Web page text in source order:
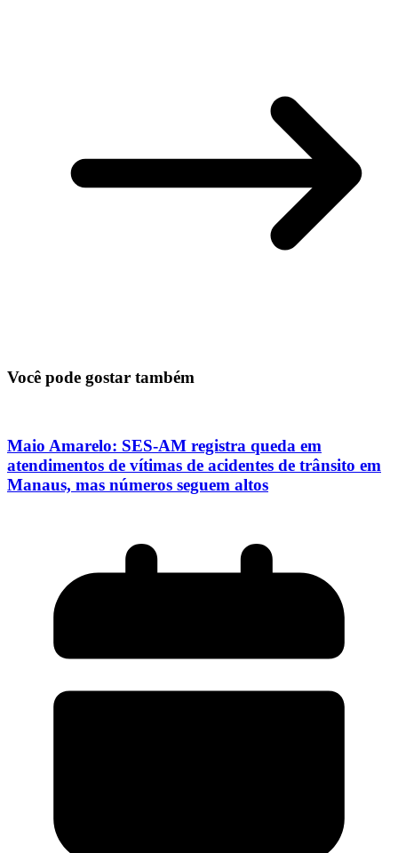
Você pode gostar também
Maio Amarelo: SES-AM registra queda em
atendimentos de vítimas de acidentes de trânsito em
Manaus, mas números seguem altos